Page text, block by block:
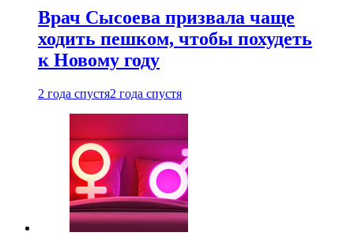
Врач Сысоева призвала чаще
ходить пешком, чтобы похудеть
к Новому году
2 года спустя2 года спустя